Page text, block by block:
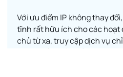
Với ưu điểm IP không thay
tĩnh rất hữu ích cho các hoạt
chủ từ xa, truy cập dịch vụ